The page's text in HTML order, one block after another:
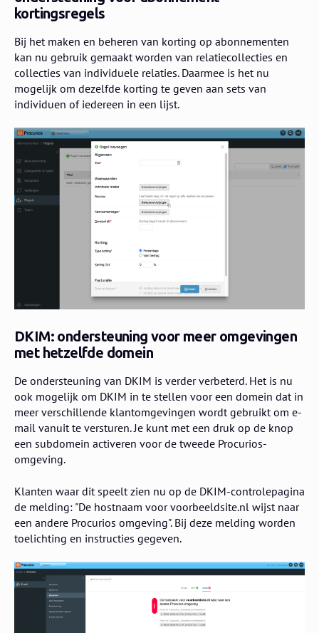
kortingsregels
Bij het maken en beheren van korting op abonnementen
kan nu gebruik gemaakt worden van relatiecollecties en
collecties van individuele relaties. Daarmee is het nu
mogelijk om dezelfde korting te geven aan sets van
individuen of iedereen in een lijst.
DKIM: ondersteuning voor meer omgevingen
met hetzelfde domein
De ondersteuning van DKIM is verder verbeterd. Het is nu
ook mogelijk om DKIM in te stellen voor een domein dat in
meer verschillende klantomgevingen wordt gebruikt om e-
mail vanuit te versturen. Je kunt met een druk op de knop
een subdomein activeren voor de tweede Procurios-
omgeving.
Klanten waar dit speelt zien nu op de DKIM-controlepagina
de melding: "De hostnaam voor voorbeeldsite.nl wijst naar
een andere Procurios omgeving". Bij deze melding worden
toelichting en instructies gegeven.